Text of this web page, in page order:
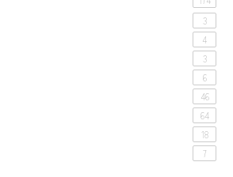
3
4
3
6
46
64
18
7